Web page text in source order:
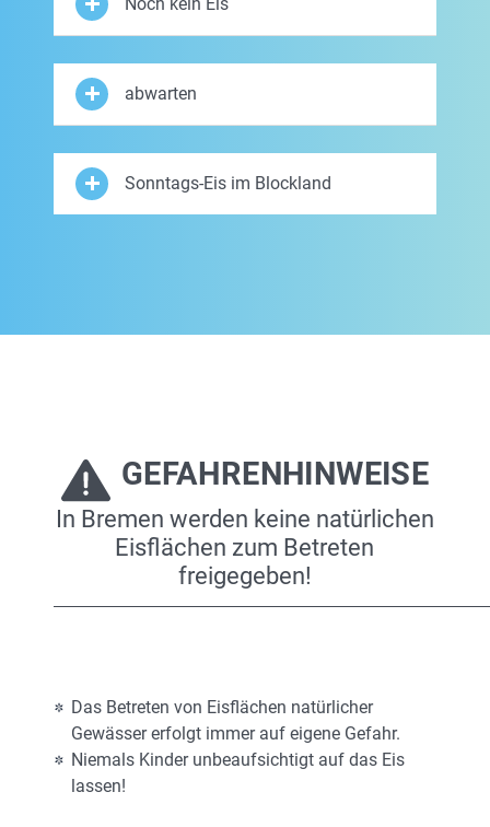
abwarten
Sonntags-Eis im Blockland
GEFAHRENHINWEISE
In Bremen werden keine natürlichen
Eisflächen zum Betreten
freigegeben!
Das Betreten von Eisflächen natürlicher
Gewässer erfolgt immer auf eigene Gefahr.
Niemals Kinder unbeaufsichtigt auf das Eis
lassen!